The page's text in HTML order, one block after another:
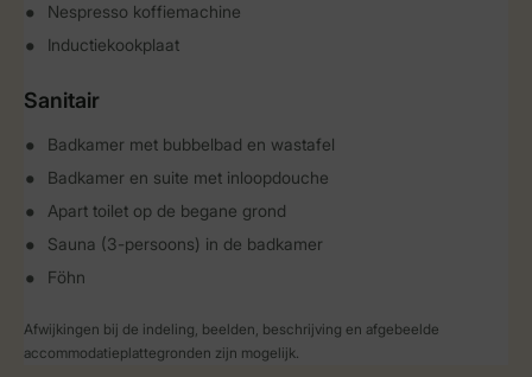
Nespresso koffiemachine
Inductiekookplaat
Sanitair
Badkamer met bubbelbad en wastafel
Badkamer en suite met inloopdouche
Apart toilet op de begane grond
Sauna (3-persoons) in de badkamer
Föhn
Afwijkingen bij de indeling, beelden, beschrijving en afgebeelde
accommodatieplattegronden zijn mogelijk.